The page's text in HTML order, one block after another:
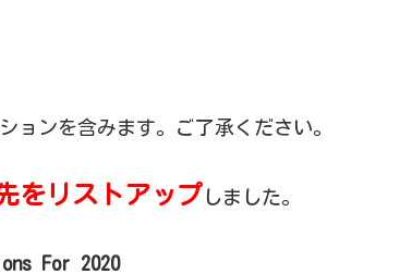
ョンを含みます。ご了承ください。
をリストアップ しました。
For 2020